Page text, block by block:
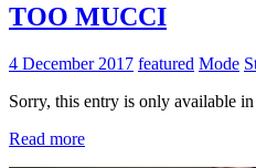
TOO MUCCI
4 December 2017 featured Mode
Sorry, this entry is only available
Read more